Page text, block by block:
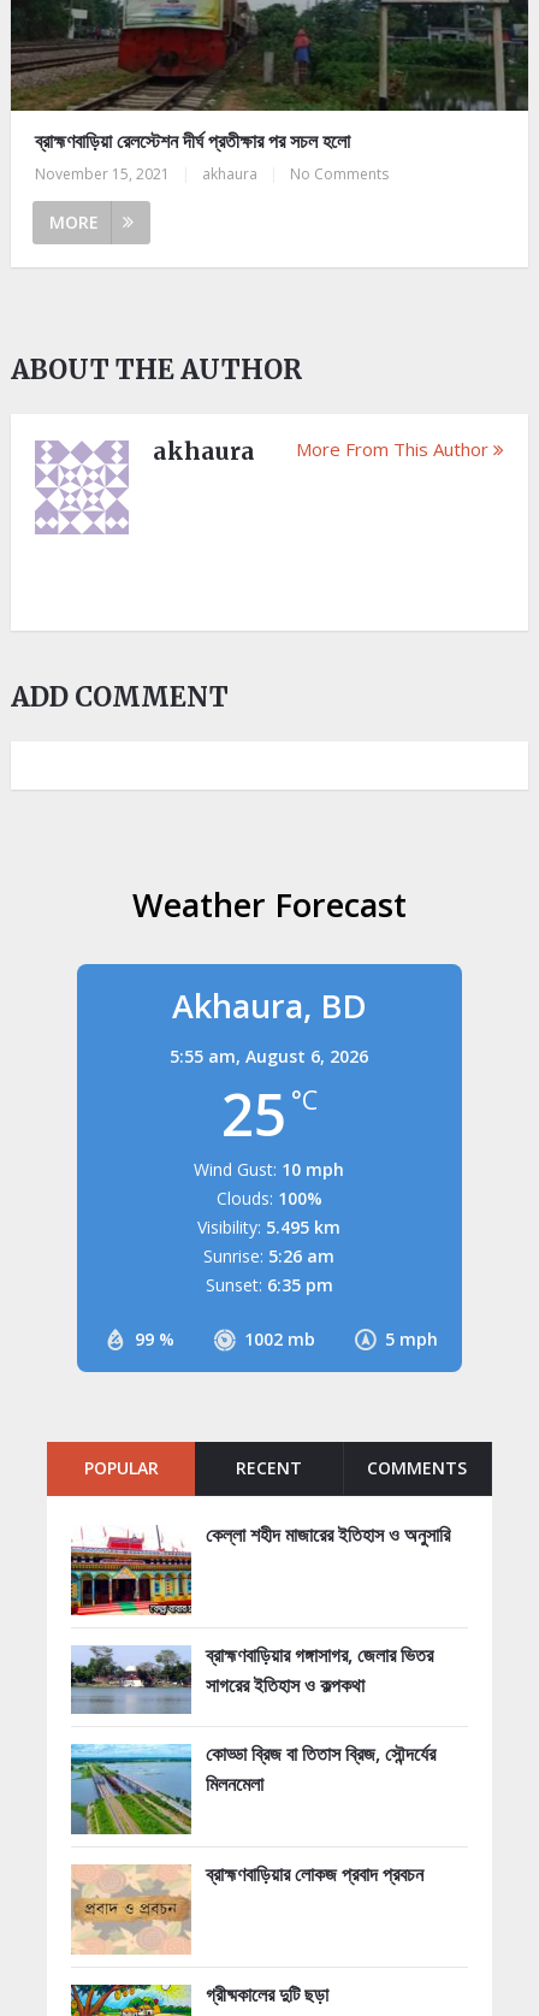
ব্রাহ্মণবাড়িয়া রেলস্টেশন দীর্ঘ প্রতীক্ষার পর সচল হলো
November 15, 2021 akhaura No Comments
MORE
ABOUT THE AUTHOR
akhaura More From This Author
ADD COMMENT
Weather Forecast
Akhaura, BD
5:55 am,August 6, 2026
25 °C
99 % 1002 mb 5 mph
Wind Gust: 10 mph
Clouds: 100%
Visibility: 5.495 km
Sunrise: 5:26 am
Sunset: 6:35 pm
POPULAR RECENT COMMENTS
কেল্লা শহীদ মাজারের ইতিহাস ও অনুসারি
ব্রাহ্মণবাড়িয়ার গঙ্গাসাগর, জেলার ভিতর
সাগরের ইতিহাস ও কল্পকথা
কোড্ডা ব্রিজ বা তিতাস ব্রিজ, সৌন্দর্যের
মিলনমেলা
ব্রাহ্মণবাড়িয়ার লোকজ প্রবাদ প্রবচন
গ্রীষ্মকালের দুটি ছড়া